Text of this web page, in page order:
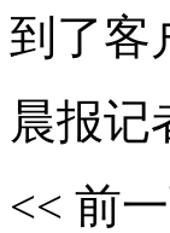
到了客
晨报记
<< 前